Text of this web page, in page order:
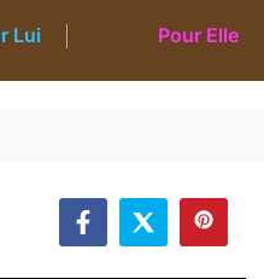
Lui Pour Elle